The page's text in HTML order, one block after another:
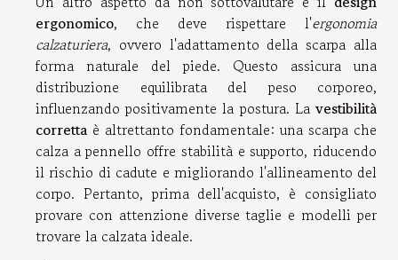
ergonomico, che deve rispettare l'ergonomia
calzaturiera, ovvero l'adattamento della scarpa alla
forma naturale del piede. Questo assicura una
distribuzione equilibrata del peso corporeo,
influenzando positivamente la postura. La vestibilità
corretta è altrettanto fondamentale: una scarpa che
calza a pennello offre stabilità e supporto, riducendo
il rischio di cadute e migliorando l'allineamento del
corpo. Pertanto, prima dell'acquisto, è consigliato
provare con attenzione diverse taglie e modelli per
trovare la calzata ideale.